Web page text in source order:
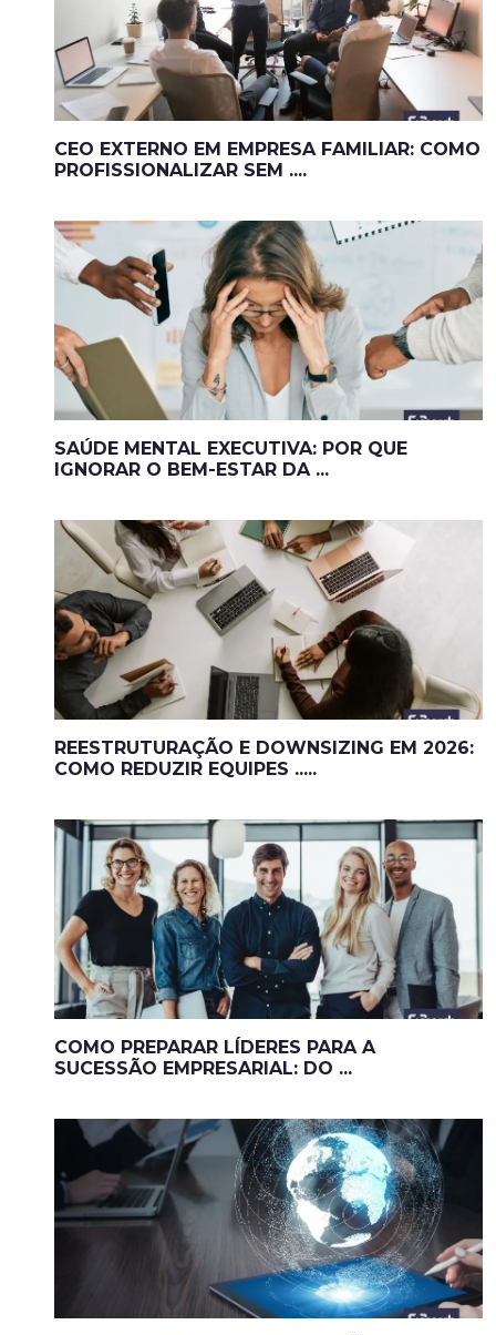
CEO EXTERNO EM EMPRESA FAMILIAR: COMO
PROFISSIONALIZAR SEM ....
SAÚDE MENTAL EXECUTIVA: POR QUE
IGNORAR O BEM-ESTAR DA ...
REESTRUTURAÇÃO E DOWNSIZING EM 2026:
COMO REDUZIR EQUIPES .....
COMO PREPARAR LÍDERES PARA A
SUCESSÃO EMPRESARIAL: DO ...